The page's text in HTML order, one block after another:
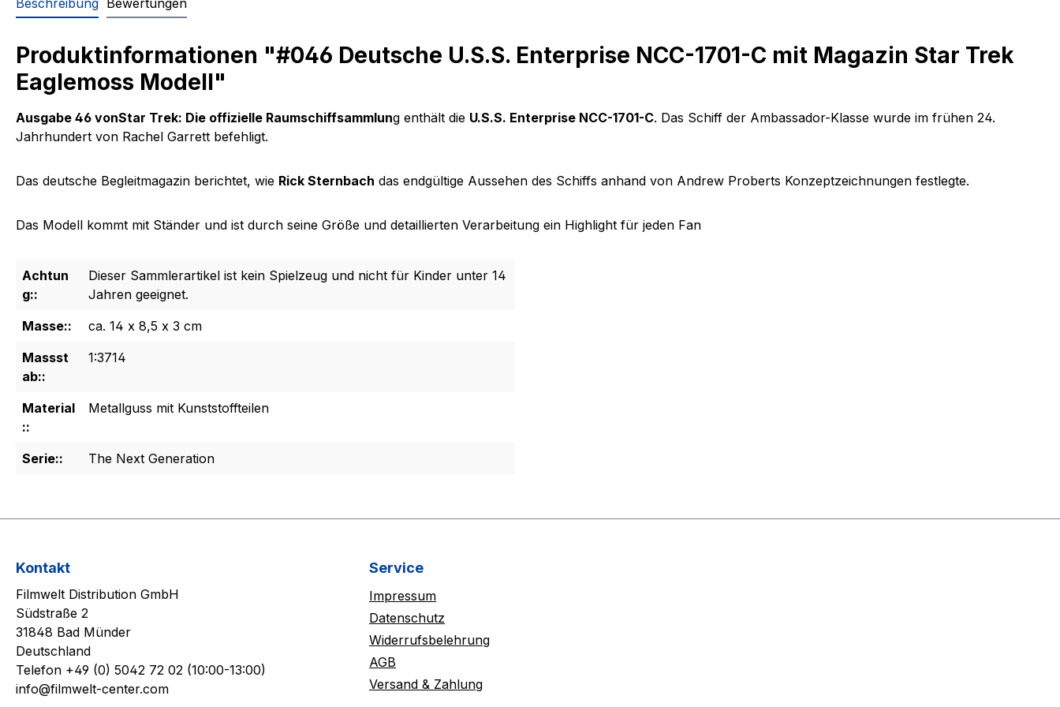
Beschreibung Bewertungen
Produktinformationen "#046 Deutsche U.S.S. Enterprise NCC-1701-C mit Magazin Star Trek
Eaglemoss Modell"
Ausgabe 46 vonStar Trek: Die offizielle Raumschiffsammlung enthält die U.S.S. Enterprise NCC-1701-C. Das Schiff der Ambassador-Klasse wurde im frühen 24.
Jahrhundert von Rachel Garrett befehligt.
Das deutsche Begleitmagazin berichtet, wie Rick Sternbach das endgültige Aussehen des Schiffs anhand von Andrew Proberts Konzeptzeichnungen festlegte.
Das Modell kommt mit Ständer und ist durch seine Größe und detaillierten Verarbeitung ein Highlight für jeden Fan
Achtun
g::
Dieser Sammlerartikel ist kein Spielzeug und nicht für Kinder unter 14
Jahren geeignet.
Masse::
ca. 14 x 8,5 x 3 cm
Massst
ab::
1:3714
Material
::
Metallguss mit Kunststoffteilen
Serie:: The Next Generation
Kontakt
Filmwelt Distribution GmbH
Südstraße 2
31848 Bad Münder
Deutschland
Telefon +49 (0) 5042 72 02 (10:00-13:00)
info@filmwelt-center.com
Service
Impressum
Datenschutz
Widerrufsbelehrung
AGB
Versand & Zahlung